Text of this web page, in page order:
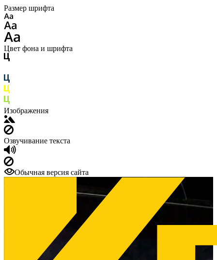
Размер шрифта
Цвет фона и шрифта
Изображения
Озвучивание текста
Обычная версия сайта